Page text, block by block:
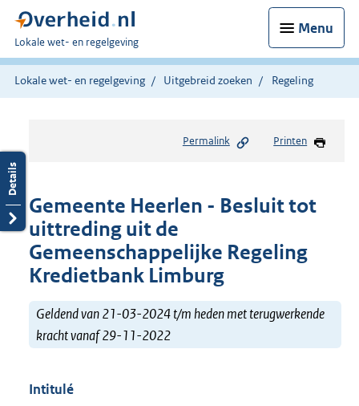
Menu
U
bent
hier:
Lokale wet- en regelgeving
Lokale wet- en regelgeving Uitgebreid zoeken Regeling
Permalink Printen
Gemeente Heerlen - Besluit tot
uittreding uit de
Gemeenschappelijke Regeling
Kredietbank Limburg
Geldend van 21-03-2024 t/m heden met terugwerkende
kracht vanaf 29-11-2022
Intitulé